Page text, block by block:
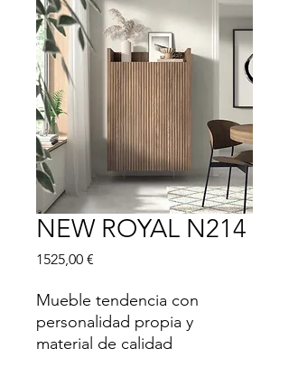
NEW ROYAL N214
1525,00 €
Mueble tendencia con
personalidad propia y
material de calidad